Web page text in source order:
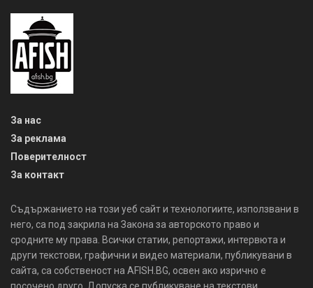
За нас
За реклама
Поверителност
За контакт
Съдържанието на този уеб сайт и технологиите, използвани в
него, са под закрила на Закона за авторското право и
сродните му права. Всички статии, репортажи, интервюта и
други текстови, графични и видео материали, публикувани в
сайта, са собственост на AFISH.BG, освен ако изрично е
посочено друго. Допуска се публикуване на текстови